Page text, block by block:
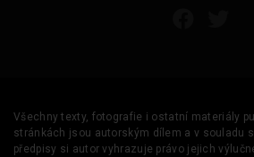
Všechny texty, fotografie i ostatní materiály
stránkách jsou autorským dílem a v souladu
předpisy si autor vyhrazuje právo jejich